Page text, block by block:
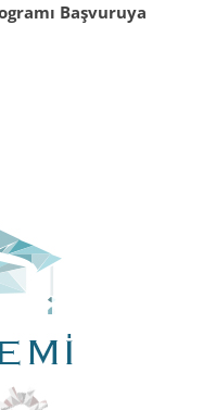
Başvuruya